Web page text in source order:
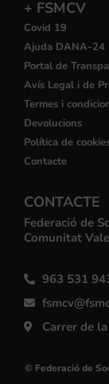
+ FSMCV
Covid 19
Ajuda DANA-24
Portal de
Avís Legal i de
Termes i
Devolucions
Política de
Contacte
CONTACTE
Federació de
Comunitat
963 531
Carrer de
© Federació de